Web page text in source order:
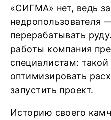
«СИГМА» нет, ведь
недропользователя
перерабатывать
работы компания
специалистам:
оптимизировать
запустить проект.
Историю своего